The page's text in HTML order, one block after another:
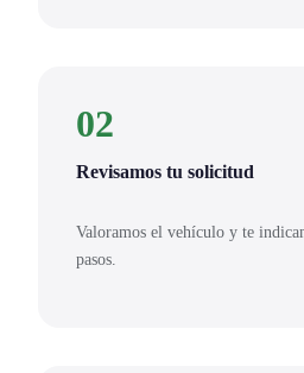
02
Revisamos tu solicitud
Valoramos el vehículo y te
pasos.